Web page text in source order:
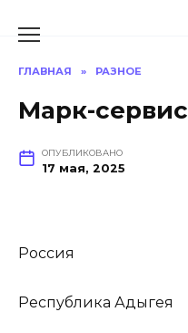
ГЛАВНАЯ » РАЗНОЕ
Марк-сервис
ОПУБЛИКОВАНО
17 мая, 2025
Россия
Республика Адыгея